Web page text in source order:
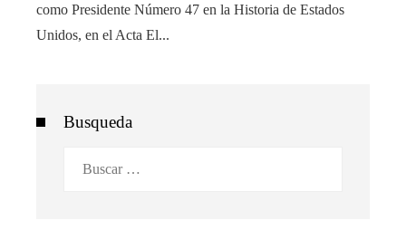
como Presidente Número 47 en la Historia de Estados
Unidos, en el Acta El...
Busqueda